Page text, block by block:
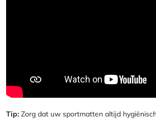
Tip: Zorg dat uw sportmatten altijd